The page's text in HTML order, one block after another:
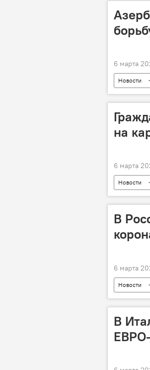
6 марта
Новости
ВОЗ
на
6 марта
Новости
В
6 марта
Новости
В